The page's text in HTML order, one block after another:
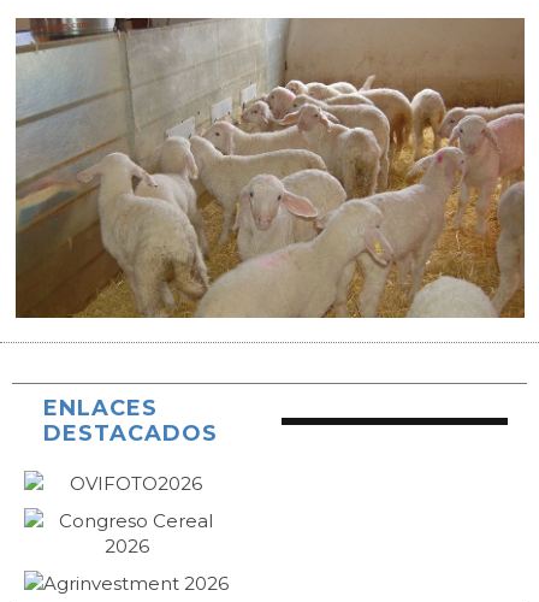
ENLACES
DESTACADOS